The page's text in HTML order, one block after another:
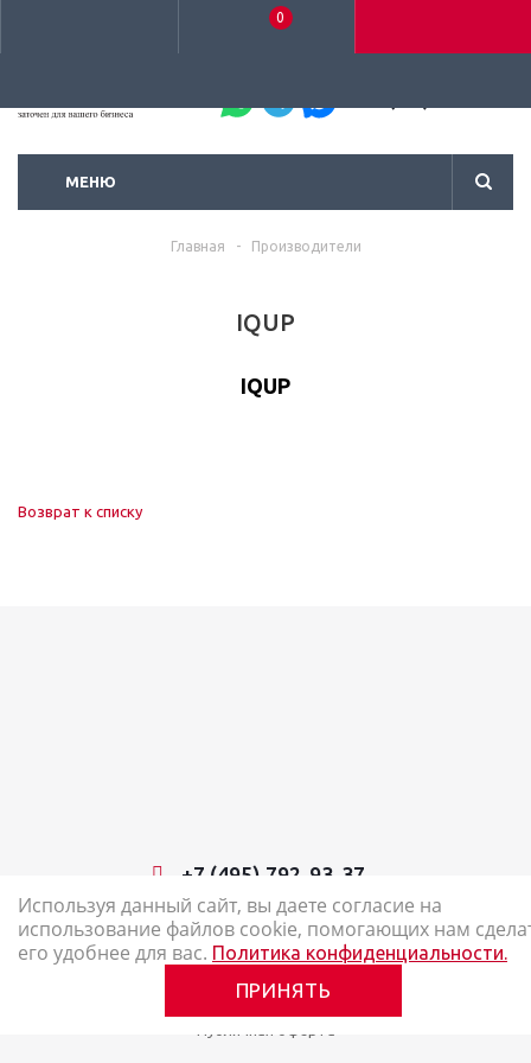
0
МЕНЮ
Главная - Производители
IQUP
IQUP
Возврат к списку
+7 (495) 792-93-37
2026 © Наш Карандаш: интернет-магазин канцелярских товаров
Карта сайта
Используя данный сайт, вы даете согласие на
использование файлов cookie, помогающих нам
его удобнее для вас. Политика конфиденциальности.
ПРИНЯТЬ